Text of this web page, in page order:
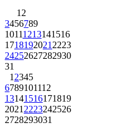
1 2
3456789
10111213141516
1718192021 2223
24252627282930
31
1 2345
6789101112
13141516171819
2021 2223242526
2728293031